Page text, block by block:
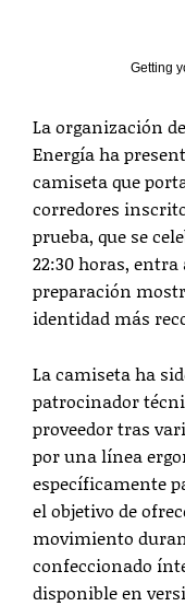
Getting
La organización
Energía ha
camiseta que
corredores
prueba, que se
22:30 horas,
preparación
identidad más
La camiseta ha
patrocinador
proveedor tras
por una línea
específicamente
el objetivo de
movimiento
confeccionado
disponible en